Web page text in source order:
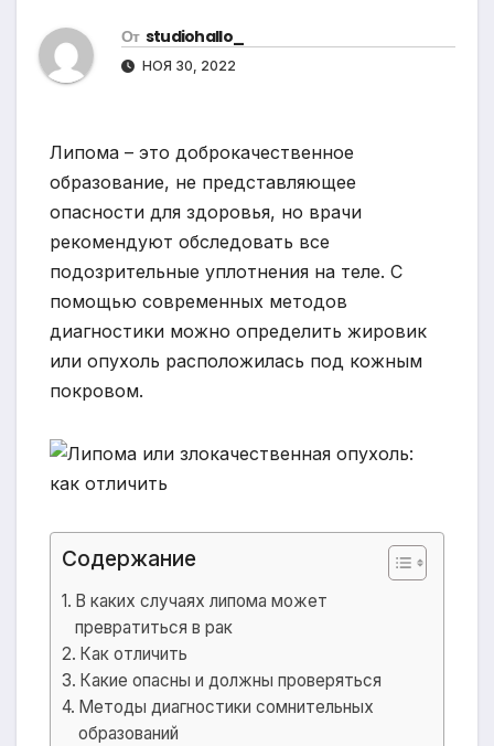
От studiohallo_
НОЯ 30, 2022
Липома – это доброкачественное
образование, не представляющее
опасности для здоровья, но врачи
рекомендуют обследовать все
подозрительные уплотнения на теле. С
помощью современных методов
диагностики можно определить жировик
или опухоль расположилась под кожным
покровом.
Содержание
В каких случаях липома может
превратиться в рак
Как отличить
Какие опасны и должны проверяться
Методы диагностики сомнительных
образований